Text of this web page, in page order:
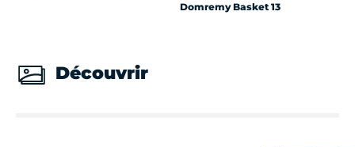
Domremy Basket 13
Découvrir